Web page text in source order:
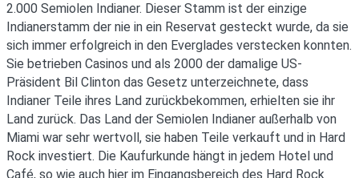
2.000 Semiolen Indianer. Dieser Stamm ist der einzige
Indianerstamm der nie in ein Reservat gesteckt wurde, da sie
sich immer erfolgreich in den Everglades verstecken konnten.
Sie betrieben Casinos und als 2000 der damalige US-
Präsident Bil Clinton das Gesetz unterzeichnete, dass
Indianer Teile ihres Land zurückbekommen, erhielten sie ihr
Land zurück. Das Land der Semiolen Indianer außerhalb von
Miami war sehr wertvoll, sie haben Teile verkauft und in Hard
Rock investiert. Die Kaufurkunde hängt in jedem Hotel und
Café, so wie auch hier im Eingangsbereich des Hard Rock